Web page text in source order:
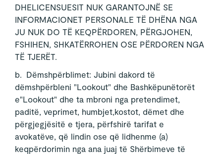
DHELICENSUESIT NUK GARANTOJNË SE
INFORMACIONET PERSONALE TË DHËNA NGA
JU NUK DO TË KEQPËRDOREN, PËRGJOHEN,
FSHIHEN, SHKATËRROHEN OSE PËRDOREN NGA
TË TJERËT.
b. Dëmshpërblimet: Jubini dakord të
dëmshpërbleni "Lookout" dhe Bashkëpunëtorët
e"Lookout" dhe ta mbroni nga pretendimet,
paditë, veprimet, humbjet,kostot, dëmet dhe
përgjegjësitë e tjera, përfshirë tarifat e
avokatëve, që lindin ose që lidhenme (a)
keqpërdorimin nga ana juaj të Shërbimeve të